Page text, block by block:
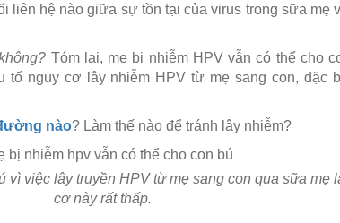
liên hệ nào giữa sự tồn tại của virus trong sữa mẹ
Tóm lại, mẹ bị nhiễm HPV vẫn có thể cho
nguy cơ lây nhiễm HPV từ mẹ sang con, đặc
nào? Làm thế nào để tránh lây nhiễm?
vì việc lây truyền HPV từ mẹ sang con qua sữa mẹ
cơ này rất thấp.